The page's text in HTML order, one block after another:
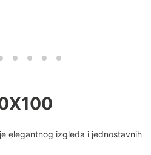
elegantnog izgleda i jednostavnih